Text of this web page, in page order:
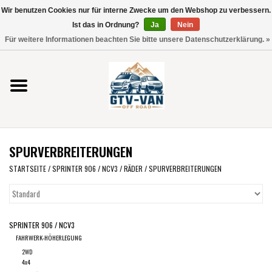
Verwende
die
nach
oben
und
unten,
Ergebnis
Vito / V-Klasse 447
Viano /Vito 639
VW T7 2025
VW T6
VW T5
VW CRAFTER / MAN TGE
SPURVERBREITERUNGEN
STARTSEITE/SPRINTER 906 / NCV3 /RÄDER /SPURVERBREITERUNGEN
SPRINTER 906 / NCV3
FAHRWERK-HÖHERLEGUNG
2WD
4x4
Wir benutzen Cookies nur für interne Zwecke um den Webshop zu verbessern.
Ist das in Ordnung?
Ja
Nein
Für weitere Informationen beachten Sie bitte unsere Datenschutzerklärung. »